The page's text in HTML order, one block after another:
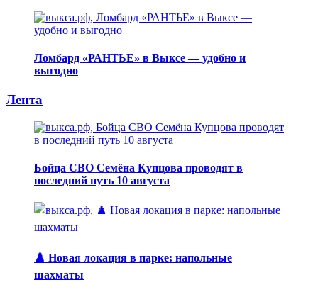
Ломбард «РАНТЬЕ» в Выксе — удобно и
выгодно
Лента
Бойца СВО Семёна Купцова проводят в
последний путь 10 августа
♟️ Новая локация в парке: напольные
шахматы